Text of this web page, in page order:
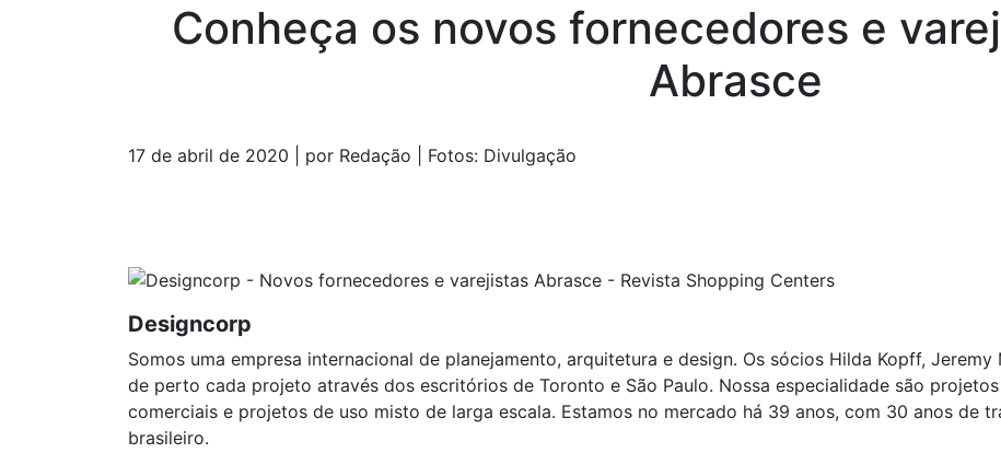
Conheça os novos fornecedores e
Abrasce
17 de abril de 2020 | por Redação | Fotos: Divulgação
Designcorp
Somos uma empresa internacional de planejamento, arquitetura e design. Os sócios Hilda Kopff,
de perto cada projeto através dos escritórios de Toronto e São Paulo. Nossa especialidade são
comerciais e projetos de uso misto de larga escala. Estamos no mercado há 39 anos, com 30 anos de
brasileiro.